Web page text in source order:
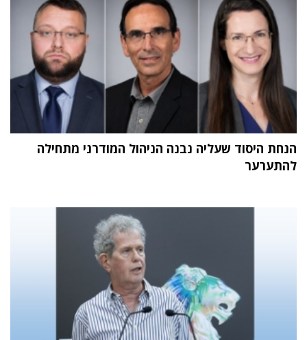
הנחת היסוד שעליה נבנה הניהול המודרני מתחילה
להתערער